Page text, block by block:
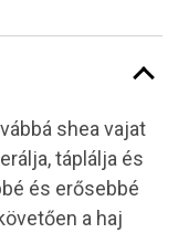
shea vajat
táplálja és
és erősebbé
a haj